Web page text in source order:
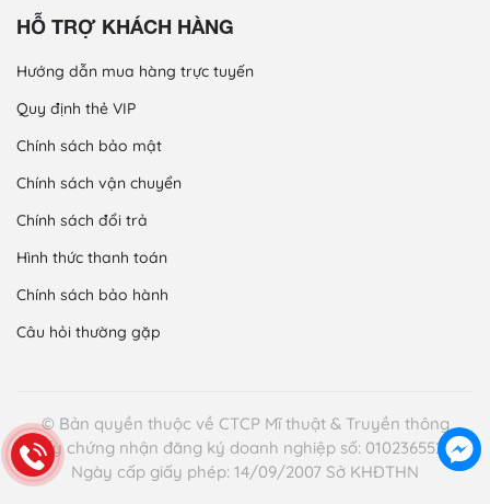
HỖ TRỢ KHÁCH HÀNG
Hướng dẫn mua hàng trực tuyến
Quy định thẻ VIP
Chính sách bảo mật
Chính sách vận chuyển
Chính sách đổi trả
Hình thức thanh toán
Chính sách bảo hành
Câu hỏi thường gặp
© Bản quyền thuộc về CTCP Mĩ thuật & Truyền thông
Giấy chứng nhận đăng ký doanh nghiệp số: 0102365521 -
Ngày cấp giấy phép: 14/09/2007 Sở KHĐTHN